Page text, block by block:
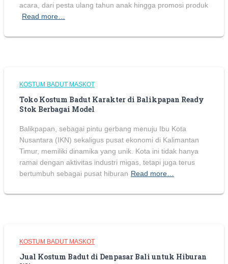
acara, dari pesta ulang tahun anak hingga promosi produk
Read more…
KOSTUM BADUT MASKOT
Toko Kostum Badut Karakter di Balikpapan Ready
Stok Berbagai Model
Balikpapan, sebagai pintu gerbang menuju Ibu Kota
Nusantara (IKN) sekaligus pusat ekonomi di Kalimantan
Timur, memiliki dinamika yang unik. Kota ini tidak hanya
ramai dengan aktivitas industri migas, tetapi juga terus
bertumbuh sebagai pusat hiburan Read more…
KOSTUM BADUT MASKOT
Jual Kostum Badut di Denpasar Bali untuk Hiburan